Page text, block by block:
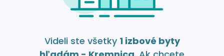
Videli ste všetky 1 izbové byty